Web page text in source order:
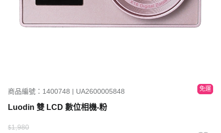
商品編號：1400748 | UA2600005848 免運
Luodin 雙 LCD 數位相機-粉
$1,980